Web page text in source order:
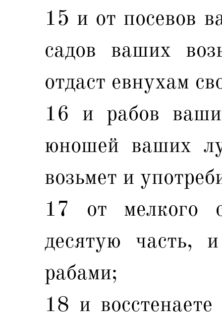
15 и от посевов
садов ваших
отдаст евнухам
16 и рабов
юношей ваших
возьмет и
17 от мелкого
десятую часть,
рабами;
18 и